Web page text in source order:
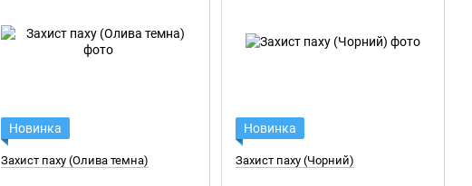
Новинка
Захист паху (Олива темна)
Новинка
Захист паху (Чорний)